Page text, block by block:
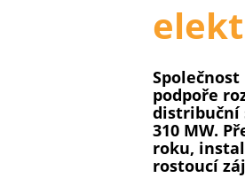
Společnost
podpoře
distribuční
310 MW.
roku,
rostoucí